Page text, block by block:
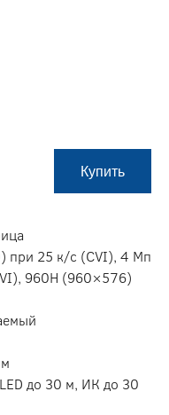
Купить
при 25 к/c (CVI), 4 Мп
960H (960×576)
до 30 м, ИК до 30